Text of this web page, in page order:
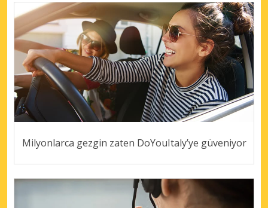
Milyonlarca gezgin zaten DoYouItaly’ye güveniyor